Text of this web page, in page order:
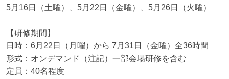
5月16日（土曜）、5月22日（金曜）、5月26日（火曜）
【研修期間】
日時：6月22日（月曜）から 7月31日（金曜）全36時間
形式：オンデマンド（注記）一部会場研修を含む
定員：40名程度